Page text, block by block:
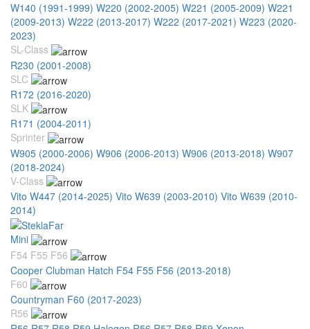
W140 (1991-1999) W220 (2002-2005) W221 (2005-2009) W221
(2009-2013) W222 (2013-2017) W222 (2017-2021) W223 (2020-
2023)
SL-Class
R230 (2001-2008)
SLC
R172 (2016-2020)
SLK
R171 (2004-2011)
Sprinter
W905 (2000-2006) W906 (2006-2013) W906 (2013-2018) W907
(2018-2024)
V-Class
Vito W447 (2014-2025) Vito W639 (2003-2010) Vito W639 (2010-
2014)
Mini
F54 F55 F56
Cooper Clubman Hatch F54 F55 F56 (2013-2018)
F60
Countryman F60 (2017-2023)
R56